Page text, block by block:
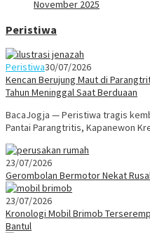
November 2025
Peristiwa
Peristiwa30/07/2026
Kencan Berujung Maut di
Tahun Meninggal Saat Berduaan
BacaJogja — Peristiwa tragis
Pantai Parangtritis, Kapanewon
23/07/2026
Gerombolan Bermotor Nekat
23/07/2026
Kronologi Mobil Brimob
Bantul